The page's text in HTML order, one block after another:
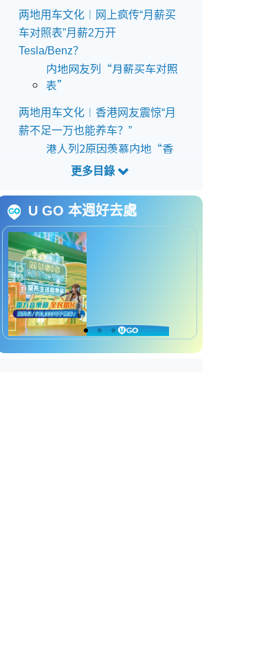
两地用车文化︱网上疯传“月薪买
车对照表”月薪2万开
Tesla/Benz？
内地网友列“月薪买车对照
表”
两地用车文化︱香港网友震惊“月
薪不足一万也能养车？”
港人列2原因羡慕内地“香
港养车贵10倍！”
网友︰香港叫Uber更划算
香港养车成本计算懒人包
香港买车养车成本逾1.3万
U GO 本週好去處